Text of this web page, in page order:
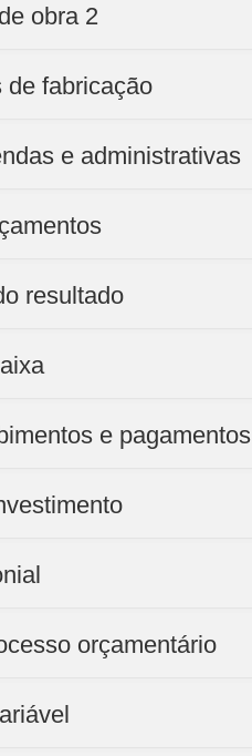
obra 2
de fabricação
e administrativas
resultado
e pagamentos
orçamentário